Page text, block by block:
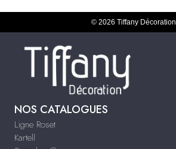
© 2026 Tiffany Décoration
NOS CATALOGUES
Ligne Roset
Kartell